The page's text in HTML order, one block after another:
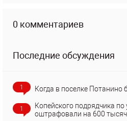
0 комментариев
Последние обсуждения
1 Когда в поселке Потанино
1
Копейского подрядчика по
оштрафовали на 600